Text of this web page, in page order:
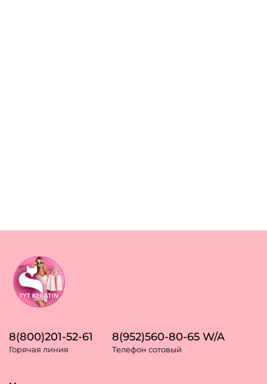
8(800)201-52-61
Горячая линия
8(952)560-80-65 W/A
Телефон сотовый